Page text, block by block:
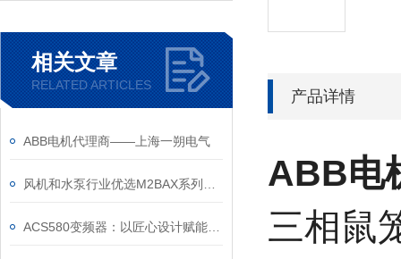
相关文章
RELATED ARTICLES
ABB电机代理商——上海一朔电气
产品详情
ABB电
三相鼠